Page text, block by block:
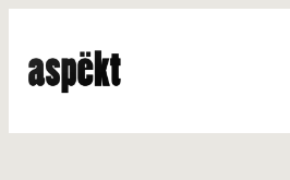
contenu